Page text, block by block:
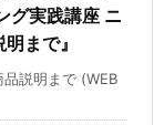
グ実践講座 ニ
まで』
説明まで (WEB